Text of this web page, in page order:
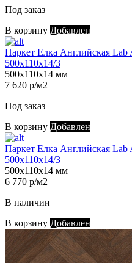
Под заказ
В корзину Добавлен
Паркет Елка Английская Lab
500х110х14/3
500х110х14 мм
7 620 р/м2
Под заказ
В корзину Добавлен
Паркет Елка Английская
500х110х14/3
500х110х14 мм
6 770 р/м2
В наличии
В корзину Добавлен